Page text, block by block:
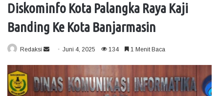
Diskominfo Kota Palangka Raya Kaji
Banding Ke Kota Banjarmasin
Redaksi
d
Juni 4, 2025 134 1 Menit Baca